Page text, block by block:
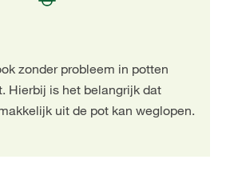
zonder probleem in potten
Hierbij is het belangrijk dat
uit de pot kan weglopen.